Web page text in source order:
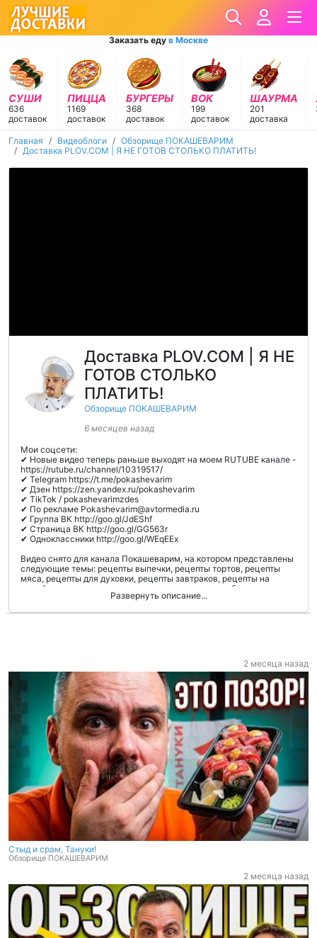
Заказать еду в Москве
СУШИ
636
доставок
ПИЦЦА
1169
доставок
БУРГЕРЫ
368
доставок
ВОК
199
доставок
ШАУРМА
201
доставка
Главная Видеоблоги
Обзорище ПОКАШЕВАРИМ
Доставка PLOV.COM | Я НЕ ГОТОВ СТОЛЬКО ПЛАТИТЬ!
Доставка PLOV.COM | Я НЕ
ГОТОВ СТОЛЬКО
ПЛАТИТЬ!
Обзорище ПОКАШЕВАРИМ
6 месяцев назад
Мои соцсети:
✔ Новые видео теперь раньше выходят на моем RUTUBE канале -
https://rutube.ru/channel/10319517/
✔ Telegram https://t.me/pokashevarim
✔ Дзен https://zen.yandex.ru/pokashevarim
✔ TikTok / pokashevarimzdes
✔ По рекламе Pokashevarim@avtormedia.ru
✔ Группа ВК http://goo.gl/JdEShf
✔ Страница ВК http://goo.gl/GG563r
✔ Одноклассники http://goo.gl/WEqEEx
Видео снято для канала Покашеварим, на котором представлены
следующие темы: рецепты выпечки, рецепты тортов, рецепты
мяса, рецепты для духовки, рецепты завтраков, рецепты на
новый год, рецепты салатов, рецепты закусок, необычные
рецепты, простые рецепты, быстрые рецепты, мастер-классы,
еды, доставка хинкали, мантов, шашлыка (или шашлыков), пироги
и много другое. Также есть рейтинг доставок по Москве. В
рамках рубрики Жертва маркетинга много различных обзоров на
еду из магазинов, такие как чебупицца, чебупелли, хотстеры,
чебуреки, пельмени, сэндвичи, замороженные супы, пицца и
прочее. Конечно же обзоры это хорошо, но видео рецепты лучше,
так как вы сами поймете как готовить, как приготовить, сколько
выпекать, сколько варить, как нарезать, сколько жарить то или
иное блюдо.
Для коммерческих предложений Pokashevarim@avtormedia.ru
Развернуть описание...
Стыд и срам, Тануки!
Обзорище ПОКАШЕВАРИМ
2 месяца назад
2 месяца назад
Стыд и срам, Тануки!
Обзорище ПОКАШЕВАРИМ
2 месяца назад